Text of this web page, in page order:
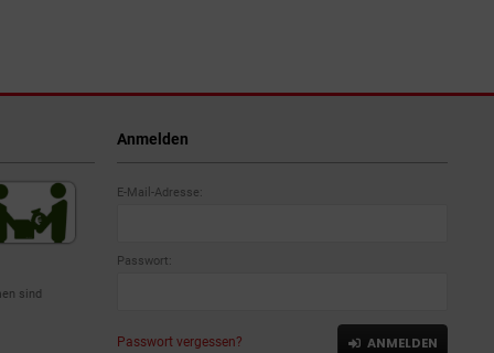
sind
Anmelden
E-Mail-Adresse:
Passwort:
Passwort vergessen? ANMELDEN